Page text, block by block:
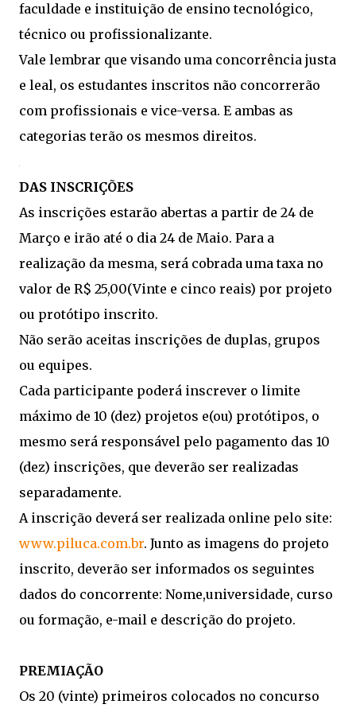
faculdade e instituição de ensino tecnológico,
técnico ou profissionalizante.
Vale lembrar que visando uma concorrência justa
e leal, os estudantes inscritos não concorrerão
com profissionais e vice-versa. E ambas as
categorias terão os mesmos direitos.
DAS INSCRIÇÕES
As inscrições estarão abertas a partir de 24 de
Março e irão até o dia 24 de Maio. Para a
realização da mesma, será cobrada uma taxa no
valor de R$ 25,00(Vinte e cinco reais) por projeto
ou protótipo inscrito.
Não serão aceitas inscrições de duplas, grupos
ou equipes.
Cada participante poderá inscrever o limite
máximo de 10 (dez) projetos e(ou) protótipos, o
mesmo será responsável pelo pagamento das 10
(dez) inscrições, que deverão ser realizadas
separadamente.
A inscrição deverá ser realizada online pelo site:
www.piluca.com.br. Junto as imagens do projeto
inscrito, deverão ser informados os seguintes
dados do concorrente: Nome,universidade, curso
ou formação, e-mail e descrição do projeto.
PREMIAÇÃO
Os 20 (vinte) primeiros colocados no concurso